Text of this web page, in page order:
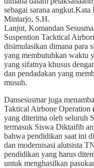
sebagai sarana
Mintarjo, S.H.
Lanjut, Komandan
Suspention Tacktical
disimulasikan dimana para
yang membutuhkan waktu
yang sifatnya khusus
dan pendadakan yang
musuh.
Dansesusmar juga
Taktical Airbone
yang diterima oleh seluruh
termasuk Siswa Diktaifib
bahwa pendidikan saat ini
dan modernisasi alutsista
pendidikan yang harus
untuk menghasilkan